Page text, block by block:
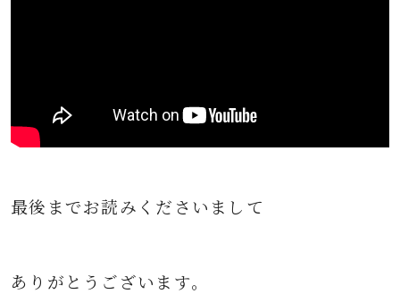
最後までお読みくださいまして
ありがとうございます。